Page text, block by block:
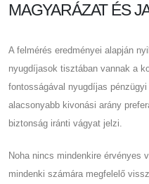
MAGYARÁZAT ÉS
A felmérés eredményei alapján
nyugdíjasok tisztában vannak a
fontosságával nyugdíjas
alacsonyabb kivonási arány
biztonság iránti vágyat jelzi.
Noha nincs mindenkire érvényes
mindenki számára megfelelő